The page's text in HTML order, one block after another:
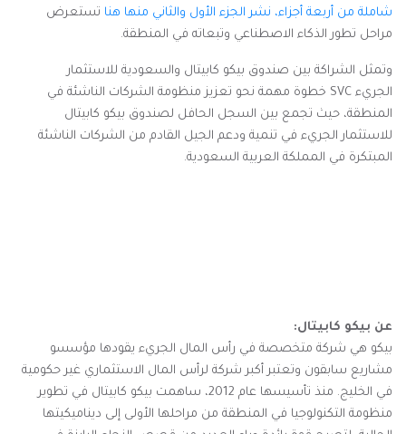
شاملة من أربعة أجزاء، نشر الجزء الأول والثاني منها هنا تستعرض
مراحل تطور الذكاء الاصطناعي وتبعاته في المنطقة.
وتمثل الشراكة بين صندوق بيكو كابيتال والسعودية للاستثمار
الجريء SVC خطوة مهمة نحو تعزيز منظومة الشركات الناشئة في
المنطقة، حيث تجمع بين السجل الحافل لصندوق بيكو كابيتال
للاستثمار الجريء في تنمية ودعم الجيل القادم من الشركات الناشئة
المبتكرة في المملكة العربية السعودية.
عن بيكو كابيتال:
بيكو هي شركة متخصصة في رأس المال الجريء يقودها مؤسسو
مشاريع سابقون وتعتبر أكبر شركة لرأس المال الاستثماري غير حكومية
في الخليج. منذ تأسيسها عام 2012، ساهمت بيكو كابيتال في تطوير
منظومة التكنولوجيا في المنطقة من مراحلها الأولى إلى ديناميكيتها